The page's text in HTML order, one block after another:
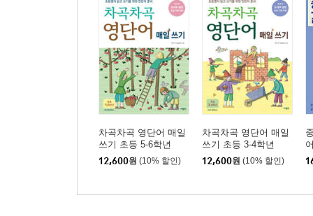
차곡차곡 영단어 매일
쓰기 초등 5-6학년
12,600원 (10% 할인)
차곡차곡 영단어 매일
쓰기 초등 3-4학년
12,600원 (10% 할인)